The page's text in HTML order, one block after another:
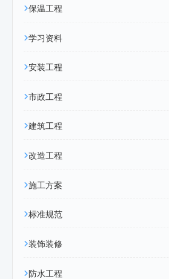
保温工程
学习资料
安装工程
市政工程
建筑工程
改造工程
施工方案
标准规范
装饰装修
防水工程